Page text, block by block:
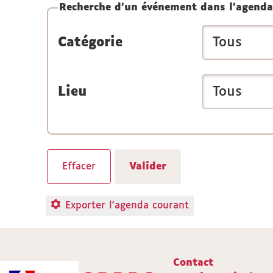
Recherche d'un événement dans l'agenda
Catégorie
Lieu
Exporter l'agenda courant
Contact